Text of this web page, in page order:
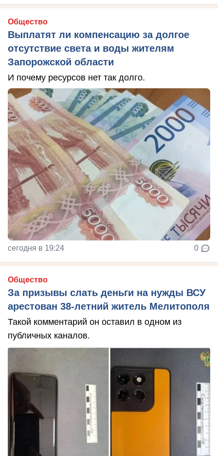
Общество
Выплатят ли компенсацию за долгое
отсутствие света и воды жителям
Запорожской области
И почему ресурсов нет так долго.
сегодня в 19:24 0
Общество
За призывы слать деньги на нужды ВСУ
арестован 38-летний житель Мелитополя
Такой комментарий он оставил в одном из
публичных каналов.